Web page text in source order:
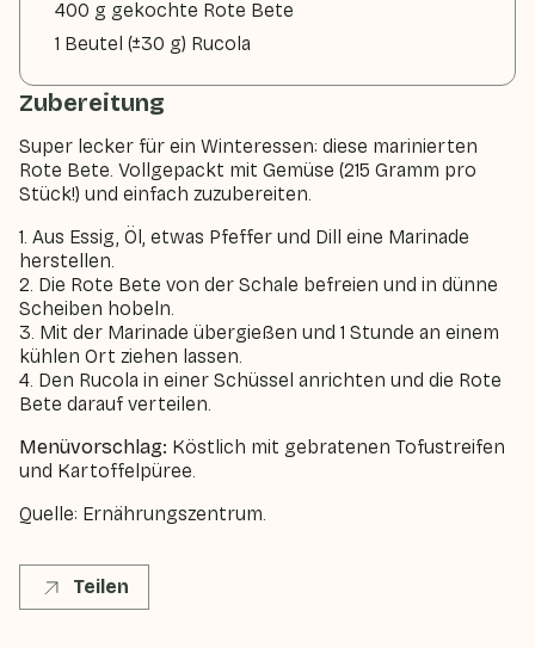
400 g gekochte Rote Bete
1 Beutel (±30 g) Rucola
Zubereitung
Super lecker für ein Winteressen: diese marinierten
Rote Bete. Vollgepackt mit Gemüse (215 Gramm pro
Stück!) und einfach zuzubereiten.
1. Aus Essig, Öl, etwas Pfeffer und Dill eine Marinade
herstellen.
2. Die Rote Bete von der Schale befreien und in dünne
Scheiben hobeln.
3. Mit der Marinade übergießen und 1 Stunde an einem
kühlen Ort ziehen lassen.
4. Den Rucola in einer Schüssel anrichten und die Rote
Bete darauf verteilen.
Menüvorschlag: Köstlich mit gebratenen Tofustreifen
und Kartoffelpüree.
Quelle: Ernährungszentrum.
Teilen